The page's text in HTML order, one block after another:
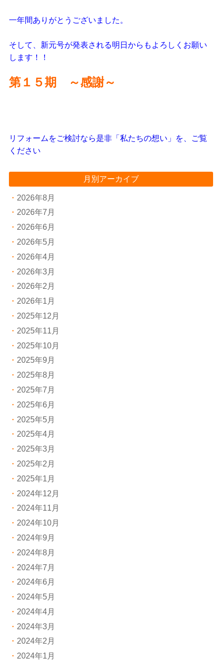
一年間ありがとうございました。
そして、新元号が発表される明日からもよろしくお願い
します！！
第１５期 ～感謝～
リフォームをご検討なら是非「私たちの想い」を、ご覧
ください
月別アーカイブ
2026年8月
2026年7月
2026年6月
2026年5月
2026年4月
2026年3月
2026年2月
2026年1月
2025年12月
2025年11月
2025年10月
2025年9月
2025年8月
2025年7月
2025年6月
2025年5月
2025年4月
2025年3月
2025年2月
2025年1月
2024年12月
2024年11月
2024年10月
2024年9月
2024年8月
2024年7月
2024年6月
2024年5月
2024年4月
2024年3月
2024年2月
2024年1月